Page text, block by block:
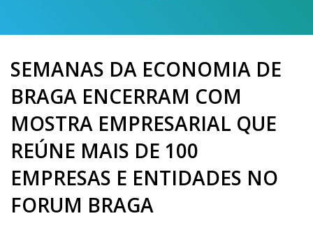
SEMANAS DA ECONOMIA DE
BRAGA ENCERRAM COM
MOSTRA EMPRESARIAL QUE
REÚNE MAIS DE 100
EMPRESAS E ENTIDADES NO
FORUM BRAGA